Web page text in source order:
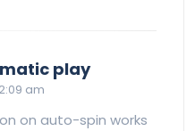
playsays:
am
on auto-spin works